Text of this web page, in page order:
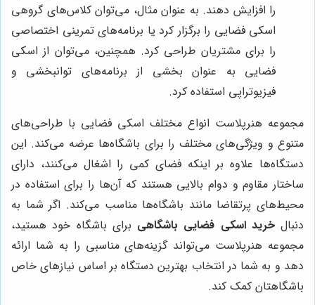
را افزایش دهند. به عنوان مثال، می‌توان کلاس‌های گروهی
اسکی فضایی را برگزار کرد یا برنامه‌های تمرینی اختصاصی
را برای مشتریان طراحی کرد. همچنین، می‌توان از اسکی
فضایی به عنوان بخشی از برنامه‌های توانبخشی و
فیزیوتراپی استفاده کرد.
مجموعه هنرپلاست انواع مختلف اسکی فضایی با طراحی‌های
متنوع و ویژگی‌های مختلف را برای باشگاه‌ها عرضه می‌کند. این
دستگاه‌ها علاوه بر اینکه فضای کمی را اشغال می‌کنند، دارای
ساختار مقاوم و دوام بالایی هستند که آن‌ها را برای استفاده در
محیط‌های پرتقاضا مانند باشگاه‌ها مناسب می‌کند. اگر شما به
دنبالخرید اسکی فضایی باشگاهی برای باشگاه خود هستید،
مجموعه هنرپلاست می‌تواند گزینه‌های مناسبی را به شما ارائه
دهد و به شما در انتخاب بهترین دستگاه بر اساس نیازهای خاص
باشگاهتان کمک کند.